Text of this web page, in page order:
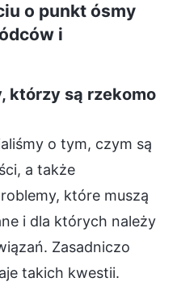
o punkt ósmy
i
którzy są rzekomo
o tym, czym są
a także
które muszą
i dla których należy
Zasadniczo
takich kwestii.